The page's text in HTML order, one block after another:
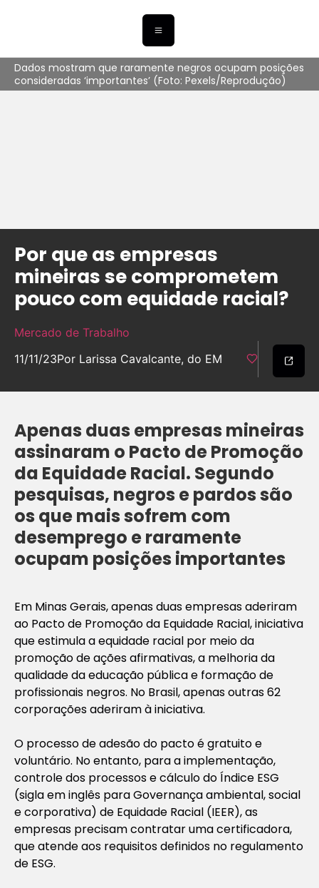
Dados mostram que raramente negros ocupam posições
consideradas ‘importantes’ (Foto: Pexels/Reprodução)
Por que as empresas
mineiras se comprometem
pouco com equidade racial?
Mercado de Trabalho
11/11/23Por Larissa Cavalcante, do EM
Apenas duas empresas mineiras
assinaram o Pacto de Promoção
da Equidade Racial. Segundo
pesquisas, negros e pardos são
os que mais sofrem com
desemprego e raramente
ocupam posições importantes
Em Minas Gerais, apenas duas empresas aderiram
ao Pacto de Promoção da Equidade Racial, iniciativa
que estimula a equidade racial por meio da
promoção de ações afirmativas, a melhoria da
qualidade da educação pública e formação de
profissionais negros. No Brasil, apenas outras 62
corporações aderiram à iniciativa.
O processo de adesão do pacto é gratuito e
voluntário. No entanto, para a implementação,
controle dos processos e cálculo do Índice ESG
(sigla em inglês para Governança ambiental, social
e corporativa) de Equidade Racial (IEER), as
empresas precisam contratar uma certificadora,
que atende aos requisitos definidos no regulamento
de ESG.